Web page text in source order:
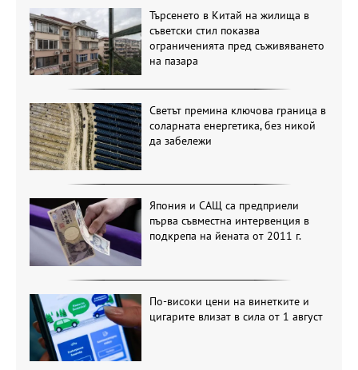
Търсенето в Китай на жилища в
съветски стил показва
ограниченията пред съживяването
на пазара
Светът премина ключова граница в
соларната енергетика, без никой
да забележи
Япония и САЩ са предприели
първа съвместна интервенция в
подкрепа на йената от 2011 г.
По-високи цени на винетките и
цигарите влизат в сила от 1 август